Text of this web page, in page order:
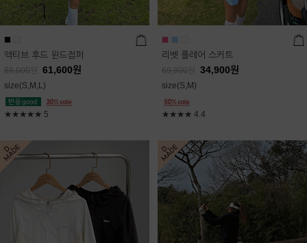
액티브 후드 윈드점퍼
88,000 61,600원
size(S,M,L)
★★★★★ 5
리벳 플레어 스커트
69,800 34,900원
size(S,M)
★★★★ 4.4